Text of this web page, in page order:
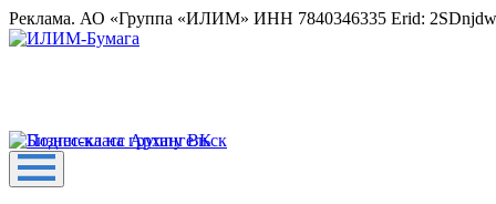
Реклама. АО «Группа «ИЛИМ» ИНН 7840346335 Erid: